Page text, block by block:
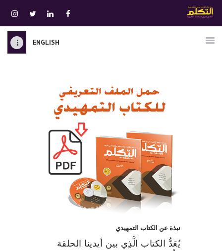
ENGLISH
الصوتيات
اتصل بنا
ATTAKALLUM ONLINE
دخول
نبذة عن الكتاب التمهيدي
يُعَدُّ الكتاب الَّذِي بين أيدينا الحلقة